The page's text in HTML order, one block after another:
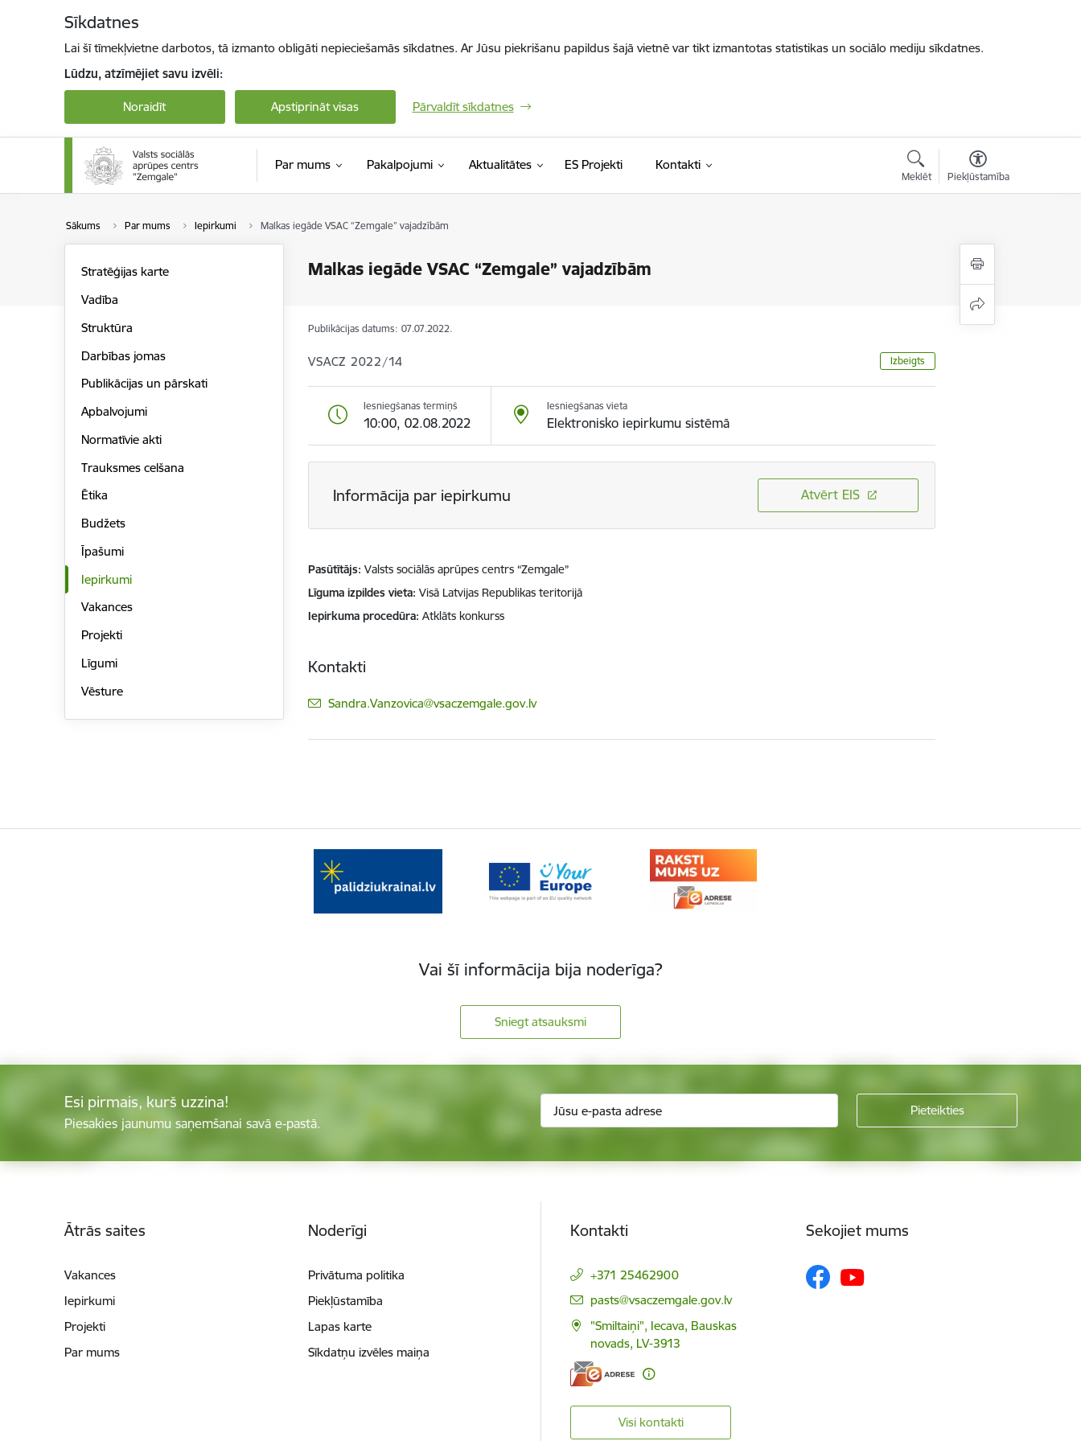
Sīkdatnes
Lai šī tīmekļvietne darbotos, tā izmanto obligāti nepieciešamās sīkdatnes. Ar Jūsu piekrišanu papildus šajā vietnē var tikt izmantotas statistikas un sociālo mediju sīkdatnes.
Lūdzu, atzīmējiet savu izvēli:
Noraidīt Apstiprināt visas Pārvaldīt sīkdatnes
Par mums Pakalpojumi Aktualitātes ES Projekti Kontakti
Meklēt Piekļūstamība
Sākums Par mums Iepirkumi Malkas iegāde VSAC “Zemgale” vajadzībām
Malkas iegāde VSAC “Zemgale” vajadzībām
Stratēģijas karte
Vadība
Struktūra
Darbības jomas
Publikācijas un pārskati
Apbalvojumi
Normatīvie akti
Trauksmes celšana
Ētika
Budžets
Īpašumi
Iepirkumi
Vakances
Projekti
Līgumi
Vēsture
Publikācijas datums: 07.07.2022.
VSACZ 2022/14 Izbeigts
Iesniegšanas termiņš
10:00, 02.08.2022
Iesniegšanas vieta
Elektronisko iepirkumu sistēmā
Informācija par iepirkumu Atvērt EIS
Pasūtītājs Valsts sociālās aprūpes centrs “Zemgale”
Līguma izpildes vieta Visā Latvijas Republikas teritorijā
Iepirkuma procedūra Atklāts konkurss
Kontakti
E-pasts:
Sandra.Vanzovica@vsaczemgale.gov.lv
Vai šī informācija bija noderīga?
Sniegt atsauksmi
Esi pirmais, kurš uzzina!
Piesakies jaunumu saņemšanai savā e-pastā.
Ātrās saites
Vakances
Iepirkumi
Projekti
Par mums
Noderīgi
Privātuma politika
Piekļūstamība
Lapas karte
Sīkdatņu izvēles maiņa
Kontakti
+371 25462900
E-pasts:
pasts@vsaczemgale.gov.lv
"Smiltaiņi", Iecava, Bauskas
novads, LV-3913
Visi kontakti
Sekojiet mums